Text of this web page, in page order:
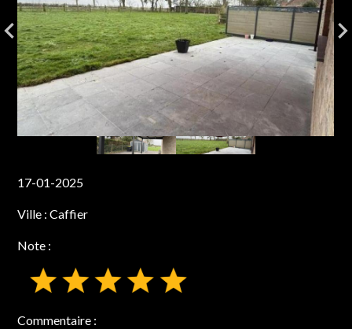
17-01-2025
Ville :Caffier
Note :
Commentaire :